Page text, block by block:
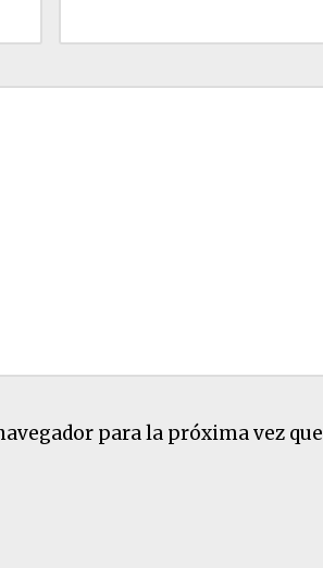
para la próxima vez que